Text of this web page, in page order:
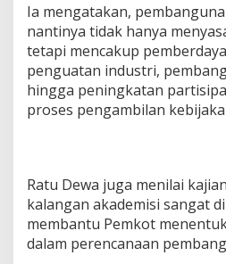
Ia mengatakan,
nantinya tidak hanya
tetapi mencakup
penguatan industri,
hingga peningkatan
proses pengambilan
Ratu Dewa juga menilai
kalangan akademisi sangat
membantu Pemkot
dalam perencanaan